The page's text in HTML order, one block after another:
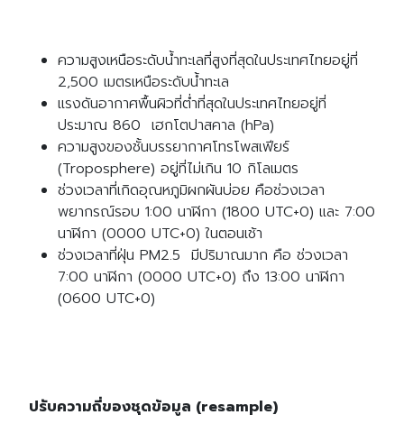
ความสูงเหนือระดับน้ำทะเลที่สูงที่สุดในประเทศไทยอยู่ที่
2,500 เมตรเหนือระดับน้ำทะเล
แรงดันอากาศพื้นผิวที่ต่ำที่สุดในประเทศไทยอยู่ที่
ประมาณ 860 เฮกโตปาสคาล (hPa)
ความสูงของชั้นบรรยากาศโทรโพสเฟียร์
(Troposphere) อยู่ที่ไม่เกิน 10 กิโลเมตร
ช่วงเวลาที่เกิดอุณหภูมิผกผันบ่อย คือช่วงเวลา
พยากรณ์รอบ 1:00 นาฬิกา (1800 UTC+0) และ 7:00
นาฬิกา (0000 UTC+0) ในตอนเช้า
ช่วงเวลาที่ฝุ่น PM2.5 มีปริมาณมาก คือ ช่วงเวลา
7:00 นาฬิกา (0000 UTC+0) ถึง 13:00 นาฬิกา
(0600 UTC+0)
ปรับความถี่ของชุดข้อมูล (resample)